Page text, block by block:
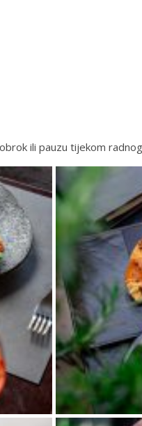
ili pauzu tijekom